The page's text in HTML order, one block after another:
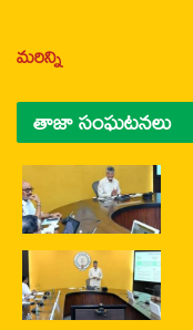
మరిన్ని
తాజా సంఘటనలు